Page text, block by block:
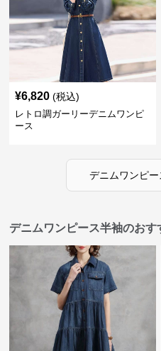
¥6,820 (税込)
レトロ調ガーリーデニムワンピ
ース
デニムワンピー
デニムワンピース半袖のおす